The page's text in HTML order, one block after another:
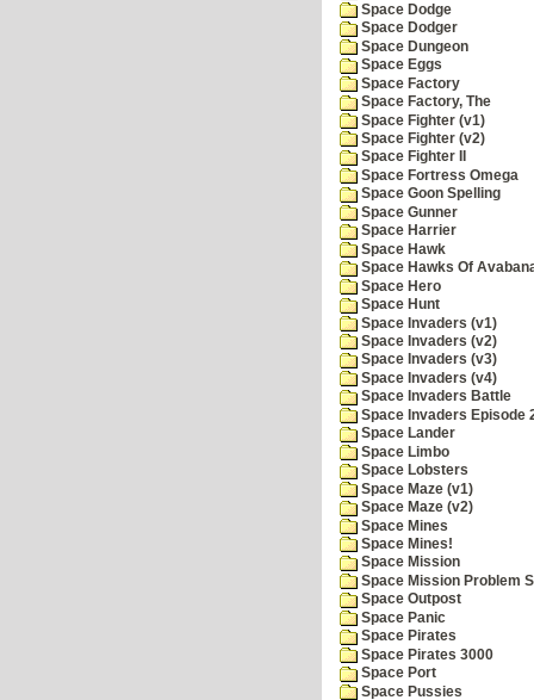
Space Dodge
Space Dodger
Space Dungeon
Space Eggs
Space Factory
Space Factory, The
Space Fighter (v1)
Space Fighter (v2)
Space Fighter II
Space Fortress Omega
Space Goon Spelling
Space Gunner
Space Harrier
Space Hawk
Space Hawks Of
Space Hero
Space Hunt
Space Invaders (v1)
Space Invaders (v2)
Space Invaders (v3)
Space Invaders (v4)
Space Invaders Battle
Space Invaders Episode
Space Lander
Space Limbo
Space Lobsters
Space Maze (v1)
Space Maze (v2)
Space Mines
Space Mines!
Space Mission
Space Mission Problem
Space Outpost
Space Panic
Space Pirates
Space Pirates 3000
Space Port
Space Pussies